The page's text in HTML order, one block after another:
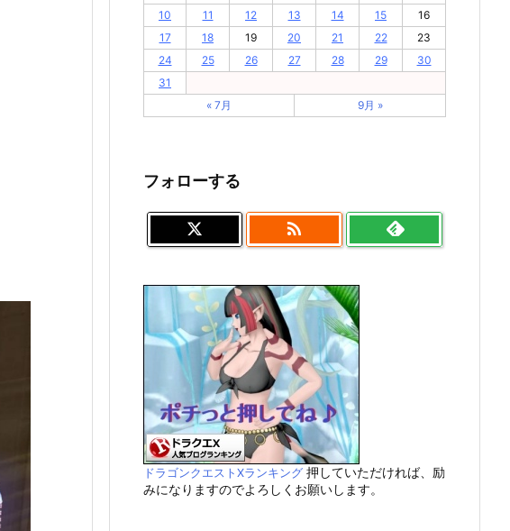
10
11 12 13 14 15
16
17
18 19 20 21 22
23
24
25 26 27 28 29
30
31
« 7月
9月 »
フォローする

ドラゴンクエストXランキング 押していただければ、励
みになりますのでよろしくお願いします。